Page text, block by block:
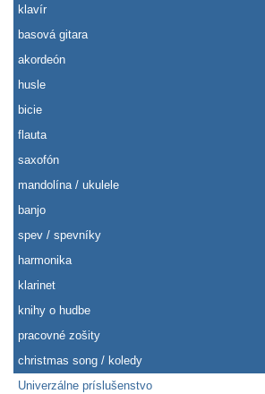
klavír
basová gitara
akordeón
husle
bicie
flauta
saxofón
mandolína / ukulele
banjo
spev / spevníky
harmonika
klarinet
knihy o hudbe
pracovné zošity
christmas song / koledy
Univerzálne príslušenstvo